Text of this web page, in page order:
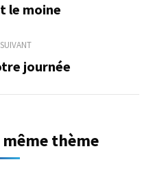
le moine
journée
thème